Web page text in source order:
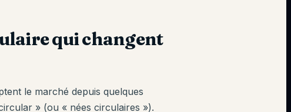
qui changent
le marché depuis quelques
» (ou « nées circulaires »).